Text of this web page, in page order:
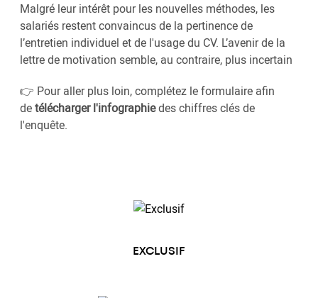
Malgré leur intérêt pour les nouvelles méthodes, les
salariés restent convaincus de la pertinence de
l’entretien individuel et de l'usage du CV. L’avenir de la
lettre de motivation semble, au contraire, plus incertain
👉 Pour aller plus loin, complétez le formulaire afin
detélécharger l'infographiedes chiffres clés de
l'enquête.
EXCLUSIF